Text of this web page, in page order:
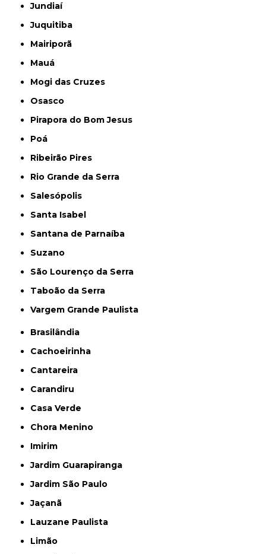
Jundiaí
Juquitiba
Mairiporã
Mauá
Mogi das Cruzes
Osasco
Pirapora do Bom Jesus
Poá
Ribeirão Pires
Rio Grande da Serra
Salesópolis
Santa Isabel
Santana de Parnaíba
Suzano
São Lourenço da Serra
Taboão da Serra
Vargem Grande Paulista
Brasilândia
Cachoeirinha
Cantareira
Carandiru
Casa Verde
Chora Menino
Imirim
Jardim Guarapiranga
Jardim São Paulo
Jaçanã
Lauzane Paulista
Limão